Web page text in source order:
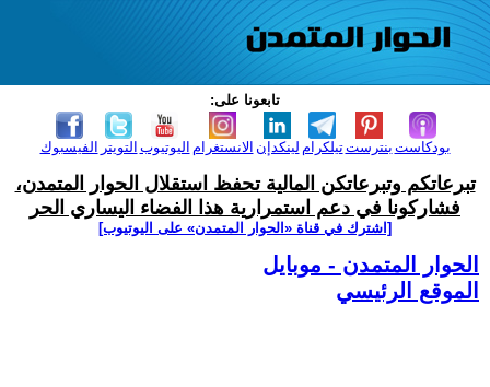
تابعونا على:
الفيسبوك التويتر اليوتيوب الانستغرام لينكدإن تيلكرامبنترست بودكاست
تبرعاتكم وتبرعاتكن المالية تحفظ استقلال الحوار المتمدن،
فشاركونا في دعم استمرارية هذا الفضاء اليساري الحر
[اشترك في قناة ‫«الحوار المتمدن» على اليوتيوب]
الحوار المتمدن - موبايل
الموقع الرئيسي